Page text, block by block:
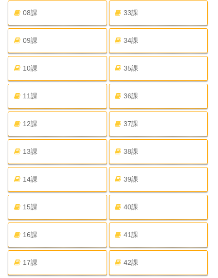
08課 33課
09課 34課
10課 35課
11課 36課
12課 37課
13課 38課
14課 39課
15課 40課
16課 41課
17課 42課